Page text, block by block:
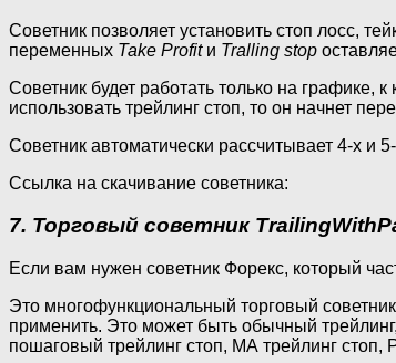
Советник позволяет установить стоп лосс,
переменных Take Profitи Tralling stop
Советник будет работать только на графике,
использовать трейлинг стоп, то он начнет
Советник автоматически рассчитывает 4-х и
Ссылка на скачивание советника:
7. Торговый советник
Если вам нужен советник Форекс, который
Это многофункциональный торговый
применить. Это может быть обычный
пошаговый трейлинг стоп, МА трейлинг стоп,